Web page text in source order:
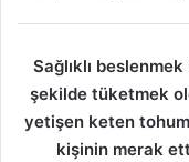
Sağlıklı
şekilde tüketmek
yetişen keten
kişinin merak